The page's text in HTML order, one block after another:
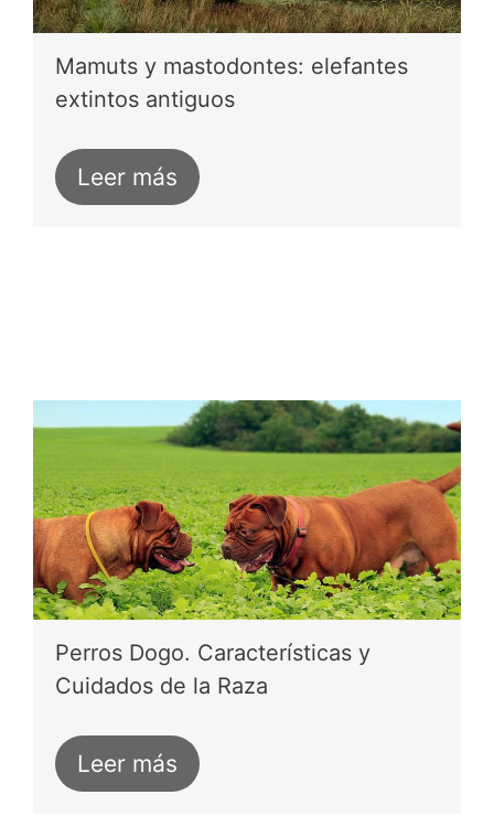
Mamuts y mastodontes: elefantes
extintos antiguos
Leer más
Perros Dogo. Características y
Cuidados de la Raza
Leer más